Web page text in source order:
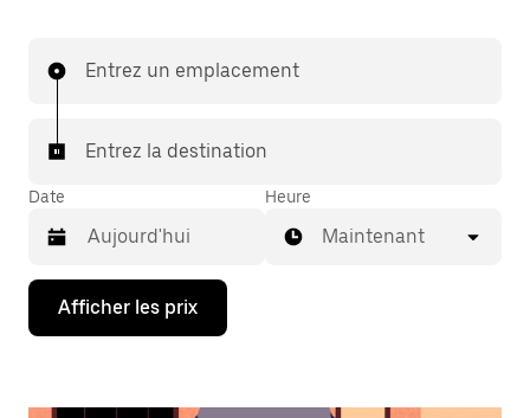
Entrez un emplacement
Entrez la destination
Date
Appuyez
la
Heure
Maintenant
Afficher les prix